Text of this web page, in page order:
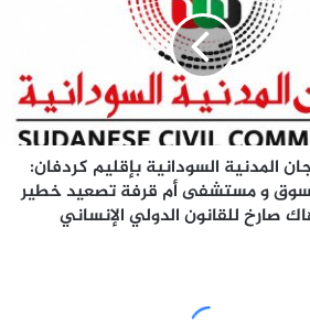
المدنية السودانية بإقليم كردفان:
و مستشفى أم قرفة تصعيد خطير
صارخ للقانون الدولي الإنساني